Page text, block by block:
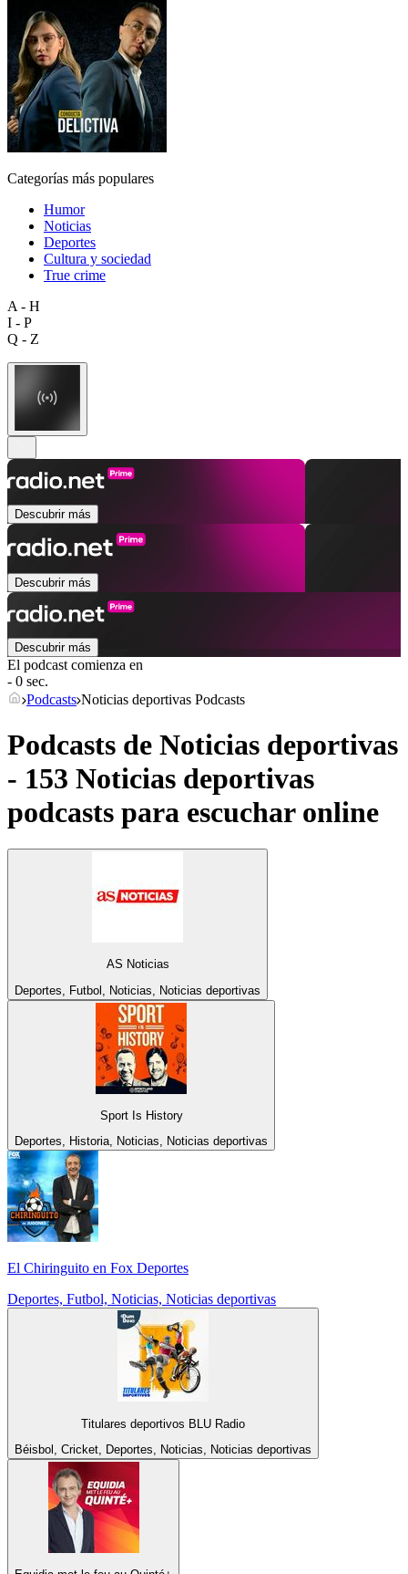
Categorías más populares
Humor
Noticias
Deportes
Cultura y sociedad
True crime
A - H
I - P
Q - Z
Descubrir más
Descubrir más
Descubrir más
El podcast comienza en
- 0 sec.
Podcasts Noticias deportivas Podcasts
Podcasts de Noticias deportivas
- 153 Noticias deportivas
podcasts para escuchar online
AS Noticias
Deportes, Futbol, Noticias, Noticias deportivas
Sport Is History
Deportes, Historia, Noticias, Noticias deportivas
El Chiringuito en Fox Deportes
Deportes, Futbol, Noticias, Noticias deportivas
Titulares deportivos BLU Radio
Béisbol, Cricket, Deportes, Noticias, Noticias deportivas